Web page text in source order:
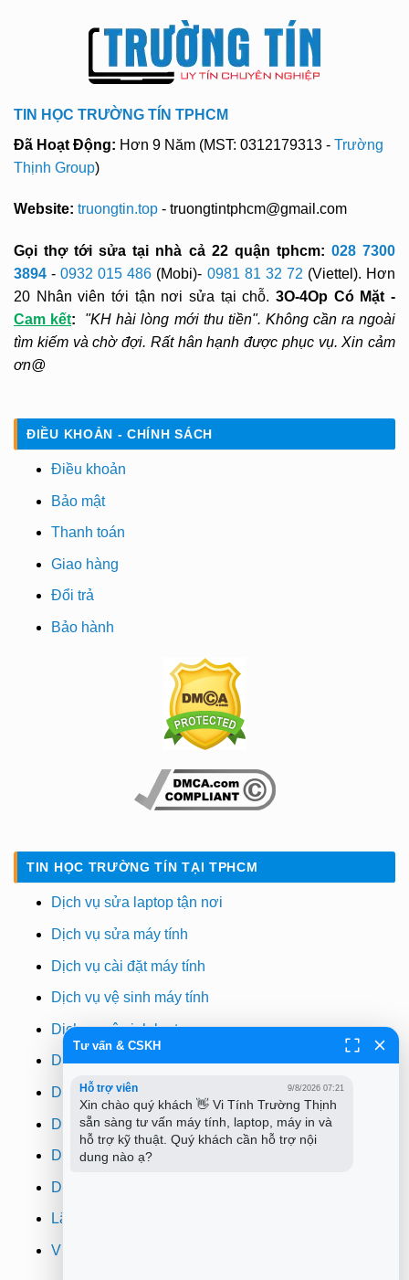
TIN HỌC TRƯỜNG TÍN TPHCM
Đã Hoạt Động: Hơn 9 Năm (MST: 0312179313 - Trường
Thịnh Group)
Website: truongtin.top - truongtintphcm@gmail.com
Gọi thợ tới sửa tại nhà cả 22 quận tphcm: 028 7300
3894-0932 015 486 (Mobi)- 0981 81 32 72 (Viettel). Hơn
20 Nhân viên tới tận nơi sửa tại chỗ. 3O-4Op Có Mặt -
Cam kết:
"KH hài lòng mới thu tiền". Không cần ra ngoài
tìm kiếm và chờ đợi. Rất hân hạnh được phục vụ. Xin cảm
ơn@
ĐIỀU KHOẢN - CHÍNH SÁCH
Điều khoản
Bảo mật
Thanh toán
Giao hàng
Đổi trả
Bảo hành
TIN HỌC TRƯỜNG TÍN TẠI TPHCM
Dịch vụ sửa laptop tận nơi
Dịch vụ sửa máy tính
Dịch vụ cài đặt máy tính
Dịch vụ vệ sinh máy tính
Dịch vụ vệ sinh laptop
Dịch vụ cài win
Dịch vụ cứu dữ liệu
Dịch vụ sửa wifi tại nhà
Dịch vụ sửa máy in
Dịch vụ nạp mực máy in
Lắp đặt camera quan sát tphcm
Vi tính Trường Thịnh
Tư vấn & CSKH
Hỗ trợ viên 9/8/2026 07:21
Xin chào quý khách 👋 Vi Tính Trường Thịnh
sẵn sàng tư vấn máy tính, laptop, máy in và
hỗ trợ kỹ thuật. Quý khách cần hỗ trợ nội
dung nào ạ?